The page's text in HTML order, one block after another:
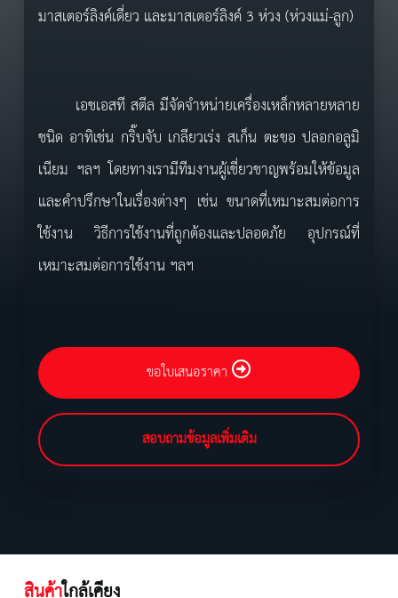
มาสเตอร์ลิงค์เดี่ยว และมาสเตอร์ลิงค์ 3 ห่วง (ห่วงแม่-ลูก)
เอชเอสที สตีล มีจัดจำหน่ายเครื่องเหล็กหลายหลาย
ชนิด อาทิเช่น กริ๊บจับ เกลียวเร่ง สเก็น ตะขอ ปลอกอลูมิ
เนียม ฯลฯ โดยทางเรามีทีมงานผู้เชี่ยวชาญพร้อมให้ข้อมูล
และคำปรึกษาในเรื่องต่างๆ เช่น ขนาดที่เหมาะสมต่อการ
ใช้งาน วิธีการใช้งานที่ถูกต้องและปลอดภัย อุปกรณ์ที่
เหมาะสมต่อการใช้งาน ฯลฯ
ขอใบเสนอราคา
สอบถามข้อมูลเพิ่มเติม